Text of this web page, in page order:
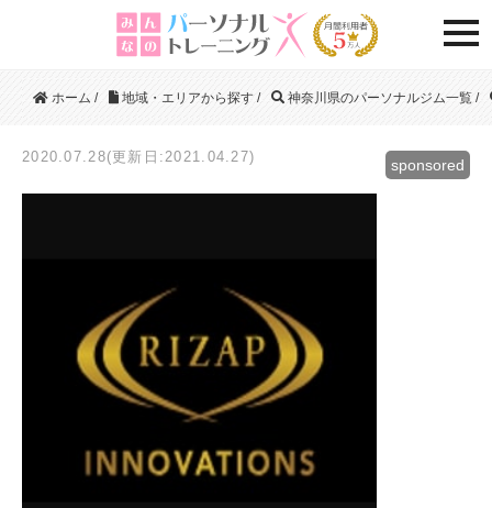
ホーム / 地域・エリアから探す / 神奈川県のパーソナルジム一覧 /
sponsored
2020.07.28(更新日:2021.04.27)